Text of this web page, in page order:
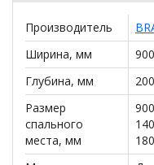
Производитель
Ширина, мм
Глубина, мм
Размер
спального
места, мм